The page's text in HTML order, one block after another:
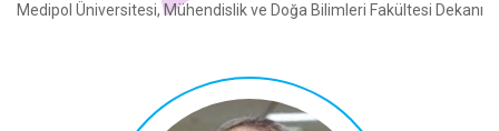
Medipol Üniversitesi, Mühendislik ve Doğa Bilimleri Fakültesi Dekanı